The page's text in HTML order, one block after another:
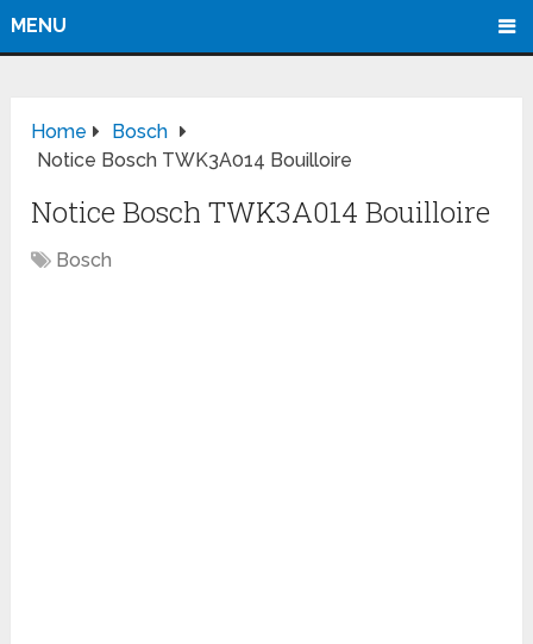
MENU
Home
Bosch
Notice Bosch TWK3A014 Bouilloire
Notice Bosch TWK3A014 Bouilloire
Bosch